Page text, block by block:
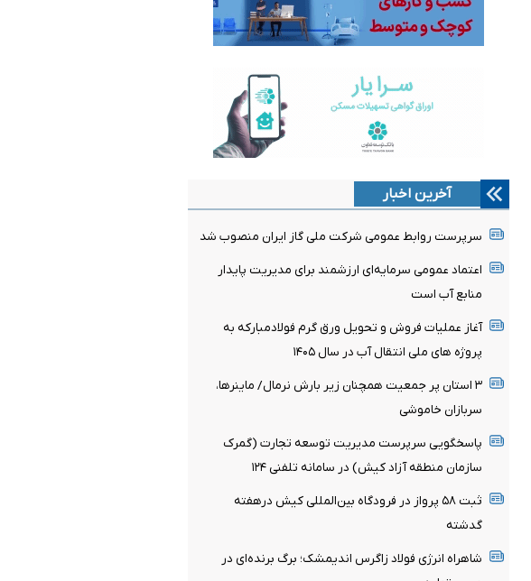
آخرین اخبار
سرپرست روابط عمومی شرکت ملی گاز ایران منصوب شد
اعتماد عمومی سرمایه‌ای ارزشمند برای مدیریت پایدار
منابع آب است
آغاز عملیات فروش و تحویل ورق گرم فولادمبارکه به
پروژه های ملی انتقال آب در سال ۱۴۰۵
۳ استان پر جمعیت همچنان زیر بارش نرمال/ ماینرها،
سربازان خاموشی
پاسخگویی سرپرست مدیریت توسعه تجارت (گمرک
سازمان منطقه آزاد کیش) در سامانه تلفنی ۱۲۴
ثبت ۵۸ پرواز در فرودگاه بین‌المللی کیش درهفته
گدشته
شاهراه انرژی فولاد زاگرس اندیمشک؛ برگ برنده‌ای در